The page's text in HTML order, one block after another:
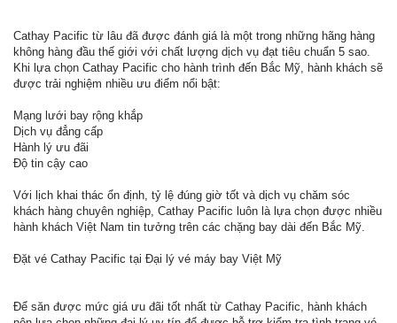
Cathay Pacific từ lâu đã được đánh giá là một trong những hãng hàng
không hàng đầu thế giới với chất lượng dịch vụ đạt tiêu chuẩn 5 sao.
Khi lựa chọn Cathay Pacific cho hành trình đến Bắc Mỹ, hành khách sẽ
được trải nghiệm nhiều ưu điểm nổi bật:
Mạng lưới bay rộng khắp
Dịch vụ đẳng cấp
Hành lý ưu đãi
Độ tin cậy cao
Với lịch khai thác ổn định, tỷ lệ đúng giờ tốt và dịch vụ chăm sóc
khách hàng chuyên nghiệp, Cathay Pacific luôn là lựa chọn được nhiều
hành khách Việt Nam tin tưởng trên các chặng bay dài đến Bắc Mỹ.
Đặt vé Cathay Pacific tại Đại lý vé máy bay Việt Mỹ
Để săn được mức giá ưu đãi tốt nhất từ Cathay Pacific, hành khách